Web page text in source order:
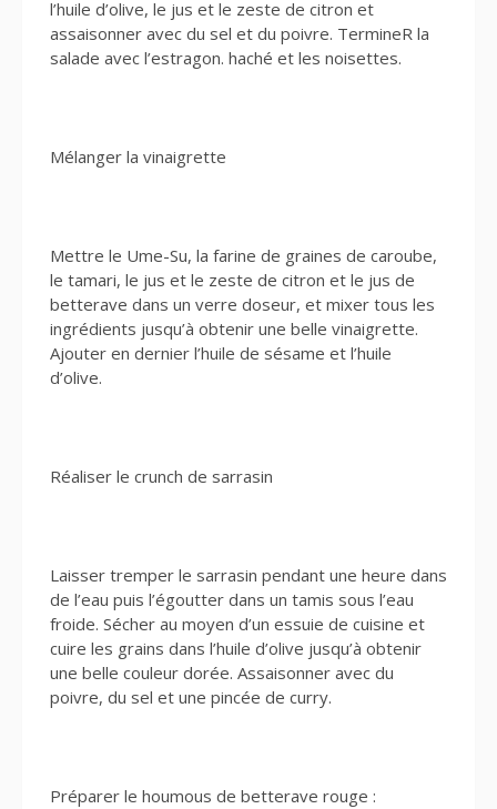
l’huile d’olive, le jus et le zeste de citron et
assaisonner avec du sel et du poivre. TermineR la
salade avec l’estragon. haché et les noisettes.
Mélanger la vinaigrette
Mettre le Ume-Su, la farine de graines de caroube,
le tamari, le jus et le zeste de citron et le jus de
betterave dans un verre doseur, et mixer tous les
ingrédients jusqu’à obtenir une belle vinaigrette.
Ajouter en dernier l’huile de sésame et l’huile
d’olive.
Réaliser le crunch de sarrasin
Laisser tremper le sarrasin pendant une heure dans
de l’eau puis l’égoutter dans un tamis sous l’eau
froide. Sécher au moyen d’un essuie de cuisine et
cuire les grains dans l’huile d’olive jusqu’à obtenir
une belle couleur dorée. Assaisonner avec du
poivre, du sel et une pincée de curry.
Préparer le houmous de betterave rouge :